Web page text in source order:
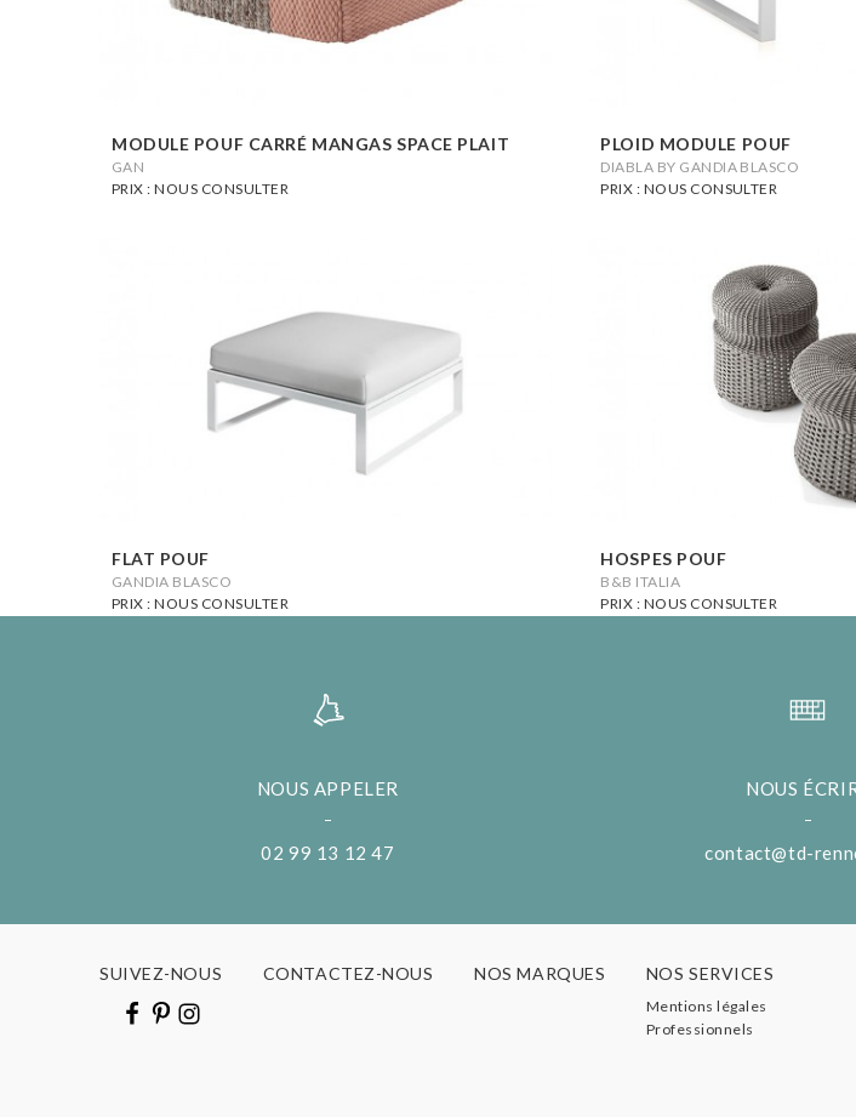
MODULE POUF CARRÉ MANGAS SPACE PLAIT
GAN
PRIX : NOUS CONSULTER
PLOID MODULE POUF
DIABLA BY GANDIA BLASCO
PRIX : NOUS CONSULTER
FLAT POUF
GANDIA BLASCO
PRIX : NOUS CONSULTER
HOSPES POUF
B&B ITALIA
PRIX : NOUS CONSULTER
NOUS APPELER
02 99 13 12 47
NOUS
contact@td-
SUIVEZ-NOUS CONTACTEZ-NOUS NOS MARQUES NOS SERVICES
Mentions légales
Professionnels